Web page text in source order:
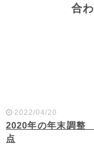
合
2022/04/20
2020年の年末調整
点